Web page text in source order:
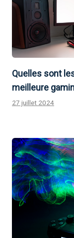
Quelles sont
meilleure
27 juillet 2024